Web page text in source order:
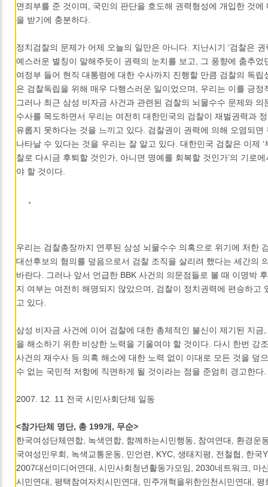
면죄부를 준 것이며, 국민의 판단을 호도해 권력형성에 개입한 것에
을 받기에 충분하다.
정치검찰의 문제가 어제 오늘의 일만은 아니다. 지난시기 ‘검찰은 권
예스러운 별칭이 말해주듯이 권력의 눈치를 보고, 그 풍향에 춤추었
여정부 들어 현직 대통령에 대한 수사까지 진행할 만큼 검찰의 독립
은 검찰독립을 위해 매우 다행스러운 일이었으며, 우리는 이를 긍정
그러나 최근 삼성 비자금 사건과 관련된 검찰의 뇌물수수 문제와 의
수사를 목도하면서 우리는 여전히 대한민국의 검찰이 재벌권력과
유롭지 못하다는 것을 느끼고 있다. 검찰권이 권력에 의해 오염되면
나타날 수 있다는 것을 우리는 잘 알고 있다. 대한민국 검찰은 이제
찰로 다시금 후퇴할 것인가, 아니면 명예를 회복할 것인가’의 기로
야 할 것이다.
우리는 검찰총장까지 연루된 삼성 뇌물수수 의혹으로 위기에 처한
대선후보의 혐의를 덮음으로서 검찰 조직을 살리려 했다는 세간의
바란다. 그러나 앞서 언급한 BBK 사건의 의문점들로 볼 때 이명박
지 여부는 여전히 해명되지 않았으며, 검찰이 정치권력에 편승하고
고 있다.
삼성 비자금 사건에 이어 검찰에 대한 총체적인 불신이 제기된 지금
을 해소하기 위한 비상한 노력을 기울여야 할 것이다. 다시 한번 강
사건의 재수사 등 의혹 해소에 대한 노력 없이 이대로 모든 것을 덮
수 없는 국민적 저항에 직면하게 될 것이라는 점을 준엄히 경고한다.
2007. 12. 11 전국 시민사회단체 일동
<참가단체 명단, 총 199개, 무순>
한국여성단체연합, 녹색연합, 함께하는시민행동, 참여연대, 환경운
국여성민우회, 녹색교통운동, 민언련, KYC, 생태지평, 전철협, 한국
2007대선미디어연대, 시민사회청년활동가모임, 2030네트워크, 마
시민연대, 평택참여자치시민연대, 민주개혁을위한인천시민연대,